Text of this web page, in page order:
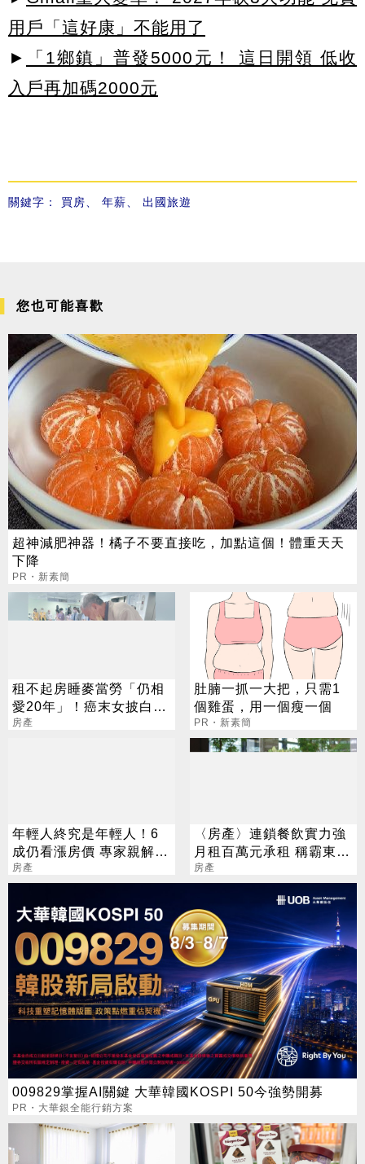
用戶「這好康」不能用了
►
「1鄉鎮」普發5000元！ 這日開領 低收
入戶再加碼2000元
關鍵字： 買房 年薪 出國旅遊
您也可能喜歡
超神減肥神器！橘子不要直接吃，加點這個！體重天天
下降
PR・新素簡
租不起房睡麥當勞「仍相
愛20年」！癌末女披白紗
醫院坐輪椅完婚
房產
肚腩一抓一大把，只需1
個雞蛋，用一個瘦一個
PR・新素簡
年輕人終究是年輕人！6
成仍看漲房價 專家親解2
因素
房產
〈房產〉連鎖餐飲實力強
月租百萬元承租 稱霸東區
2樓店面王
房產
009829掌握AI關鍵 大華韓國KOSPI 50今強勢開募
PR・大華銀全能行銷方案